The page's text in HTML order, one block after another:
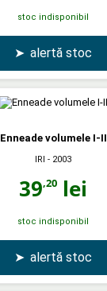
stoc indisponibil
➤ alertă stoc
Enneade volumele I-II
IRI - 2003
39,20 lei
stoc indisponibil
➤ alertă stoc